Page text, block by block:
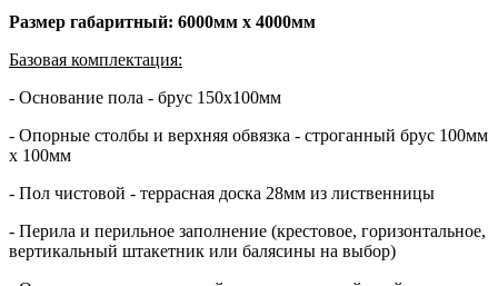
Размер габаритный: 6000мм х 4000мм
Базовая комплектация:
- Основание пола - брус 150х100мм
- Опорные столбы и верхняя обвязка - строганный брус 100мм
х 100мм
- Пол чистовой - террасная доска 28мм из лиственницы
- Перила и перильное заполнение (крестовое, горизонтальное,
вертикальный штакетник или балясины на выбор)